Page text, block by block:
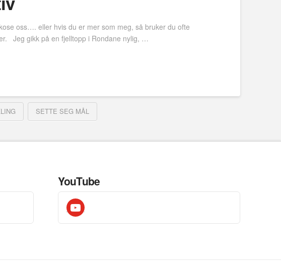
oss…. eller hvis du er mer som meg, så bruker du ofte
Jeg gikk på en fjelltopp i Rondane nylig, …
SETTE SEG MÅL
YouTube
youtube